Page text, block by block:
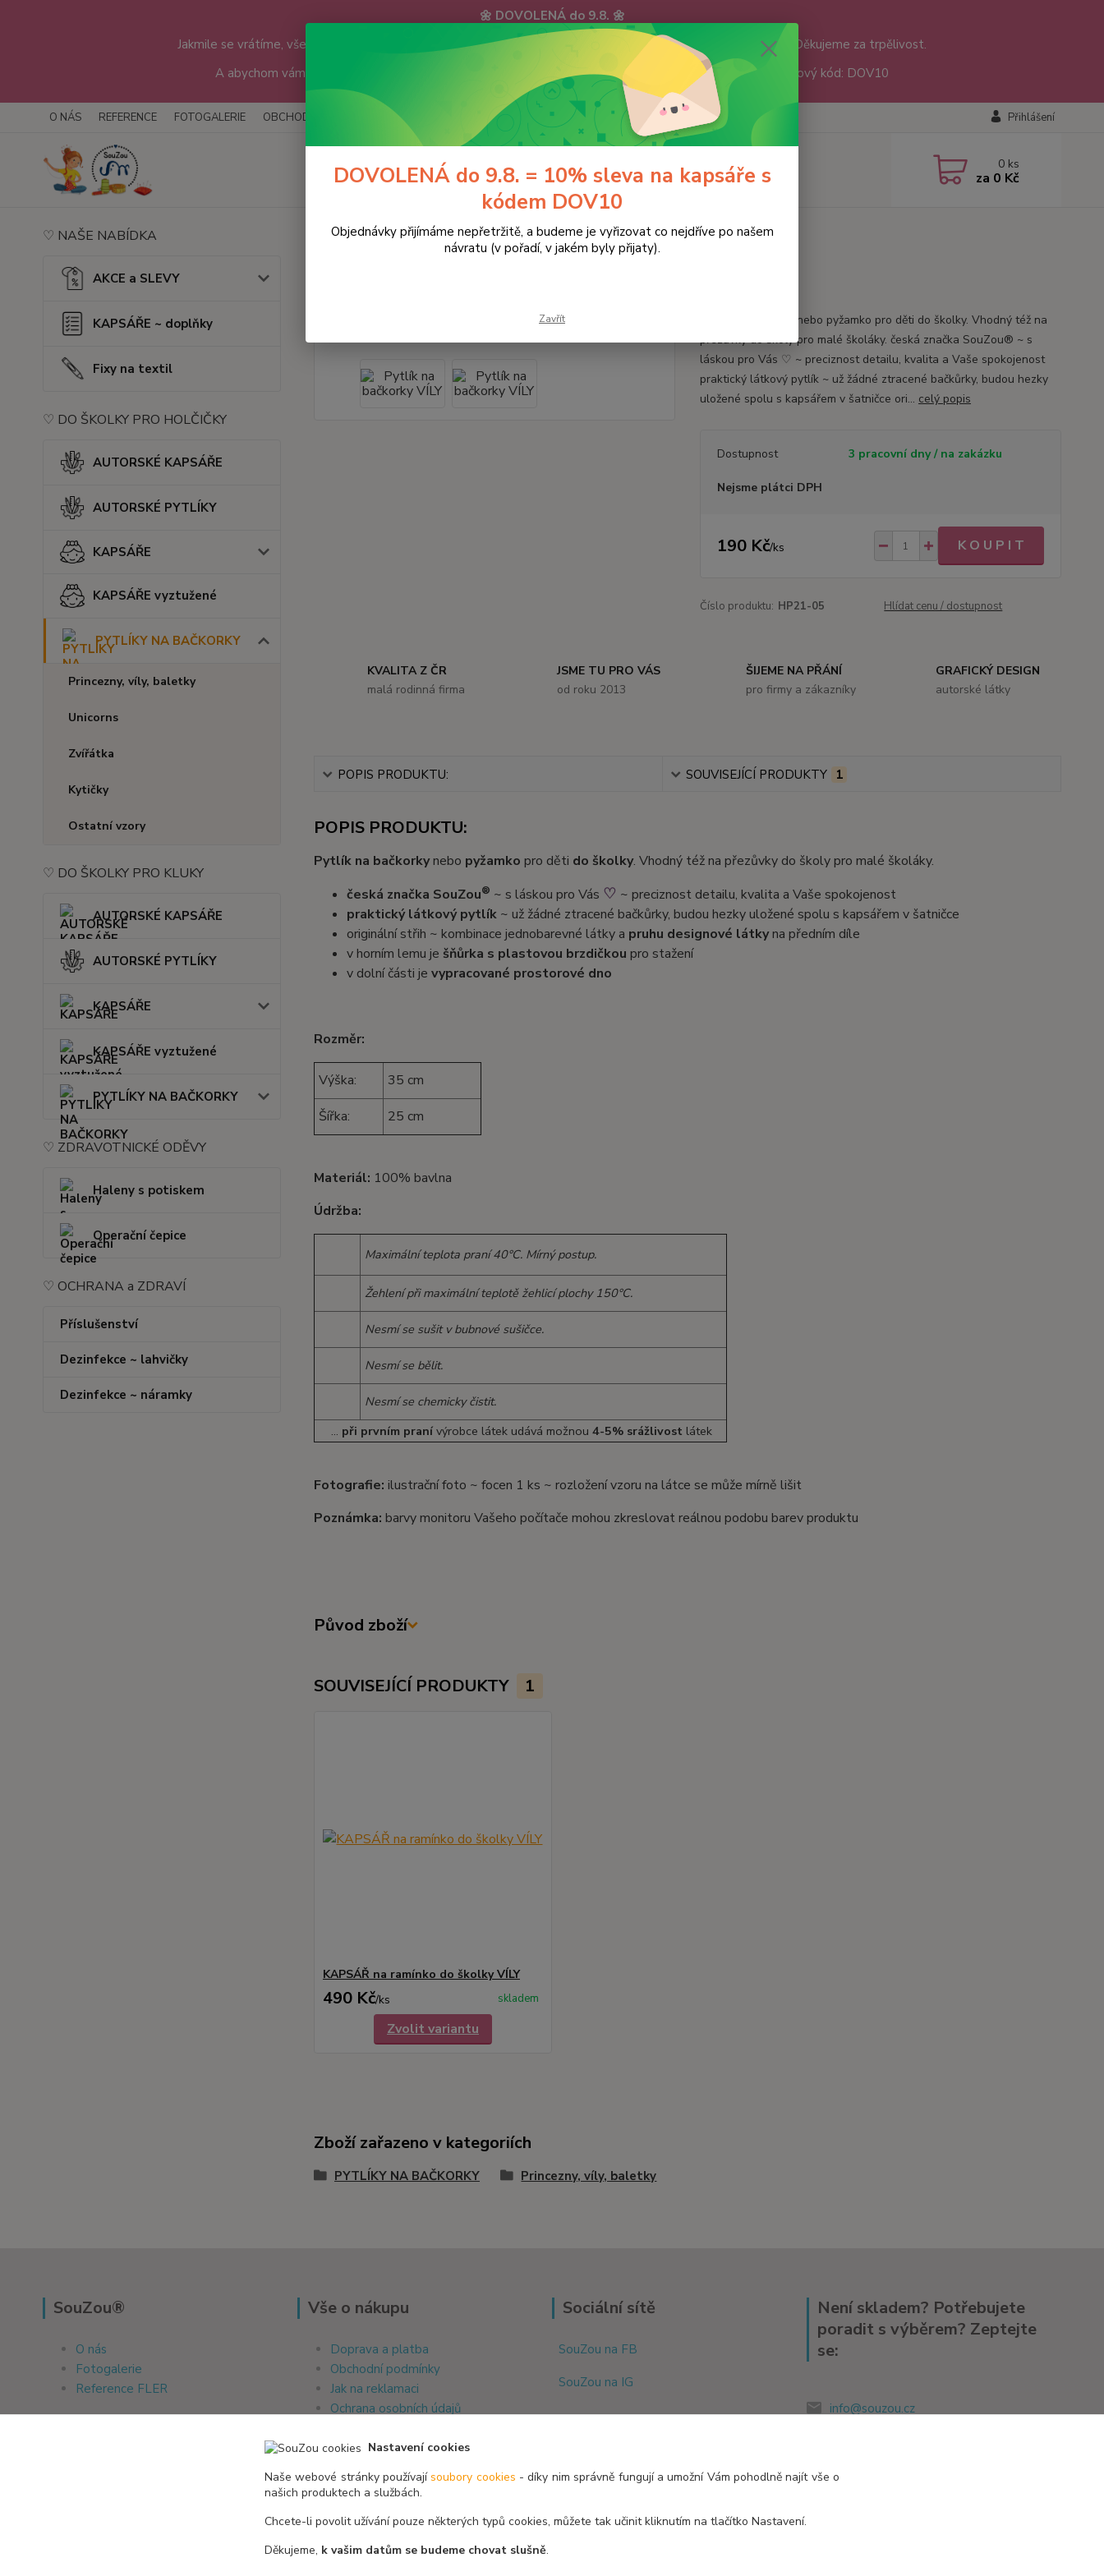
🌼 DOVOLENÁ do 9.8. 🌼
Jakmile se vrátíme, všechny objednávky, e-maily i telefonáty vyřídíme postupně - v pořadí, v jakém nám přišly. Děkujeme za trpělivost.
A abychom vám čekání trochu zpříjemnili: doprava ZDARMA nad 700 Kč a 10% sleva na kapsáře 😊 Slevový kód: DOV10
O NÁS REFERENCE FOTOGALERIE OBCHODNÍ PODMÍNKY DOPRAVA a PLATBA KONTAKTY Přihlášení
Hledat 0 ks
za 0 Kč
♡ NAŠE NABÍDKA
AKCE a SLEVY
KAPSÁŘE ~ doplňky
Fixy na textil
♡ DO ŠKOLKY PRO HOLČIČKY
AUTORSKÉ KAPSÁŘE
AUTORSKÉ PYTLÍKY
KAPSÁŘE
KAPSÁŘE vyztužené
PYTLÍKY NA BAČKORKY
Princezny, víly, baletky
Unicorns
Zvířátka
Kytičky
Ostatní vzory
♡ DO ŠKOLKY PRO KLUKY
AUTORSKÉ KAPSÁŘE
AUTORSKÉ PYTLÍKY
KAPSÁŘE
KAPSÁŘE vyztužené
PYTLÍKY NA BAČKORKY
♡ ZDRAVOTNICKÉ ODĚVY
Haleny s potiskem
Operační čepice
♡ OCHRANA a ZDRAVÍ
Příslušenství
Dezinfekce ~ lahvičky
Dezinfekce ~ náramky
Úvod PYTLÍKY NA BAČKORKY Pytlík na bačkorky VÍLY
Pytlík na bačkorky nebo pyžamko pro děti do školky. Vhodný též na
přezůvky do školy pro malé školáky. česká značka SouZou® ~ s
láskou pro Vás ♡ ~ preciznost detailu, kvalita a Vaše spokojenost
praktický látkový pytlík ~ už žádné ztracené bačkůrky, budou hezky
uložené spolu s kapsářem v šatničce ori... celý popis
Dostupnost 3 pracovní dny / na zakázku
Nejsme plátci DPH
190 Kč/ks K O U P I T
Číslo produktu: HP21-05 Hlídat cenu / dostupnost
KVALITA Z ČR
malá rodinná firma
JSME TU PRO VÁS
od roku 2013
ŠIJEME NA PŘÁNÍ
pro firmy a zákazníky
GRAFICKÝ DESIGN
autorské látky
POPIS PRODUKTU: SOUVISEJÍCÍ PRODUKTY 1
POPIS PRODUKTU:
Pytlík na bačkorkynebo pyžamko pro děti do školky. Vhodný též na přezůvky do školy pro malé školáky.
česká značka SouZou® ~ s láskou pro Vás ♡ ~ preciznost detailu, kvalita a Vaše spokojenost
praktický látkový pytlík~ už žádné ztracené bačkůrky, budou hezky uložené spolu s kapsářem v šatničce
originální střih ~ kombinace jednobarevné látky a pruhu designové látkyna předním díle
v horním lemu je šňůrka s plastovou brzdičkou pro stažení
v dolní části je vypracované prostorové dno
Rozměr:
Výška:
35 cm
Šířka:
25 cm
Materiál: 100% bavlna
Údržba:
Maximální teplota praní 40°C. Mírný postup.
Žehlení při maximální teplotě žehlicí plochy 150°C.
Nesmí se sušit v bubnové sušičce.
Nesmí se bělit.
Nesmí se chemicky čistit.
... při prvním praní výrobce látek udává možnou4-5% srážlivost látek
Fotografie: ilustrační foto ~ focen 1 ks ~ rozložení vzoru na látce se může mírně lišit
Poznámka: barvy monitoru Vašeho počítače mohou zkreslovat reálnou podobu barev produktu
Původ zboží
SOUVISEJÍCÍ PRODUKTY 1
KAPSÁŘ na ramínko do školky VÍLY
490 Kč/ks skladem
Zvolit variantu
Zboží zařazeno v kategoriích
PYTLÍKY NA BAČKORKY Princezny, víly, baletky
SouZou®
O nás
Fotogalerie
Reference FLER
Vše o nákupu
Doprava a platba
Obchodní podmínky
Jak na reklamaci
Ochrana osobních údajů
Sociální sítě
SouZou na FB
SouZou na IG
Není skladem? Potřebujete
poradit s výběrem? Zeptejte
se:
info@souzou.cz
DOVOLENÁ do 9.8. = 10% sleva na kapsáře s
kódem DOV10
Objednávky přijímáme nepřetržitě, a budeme je vyřizovat co nejdříve po našem
návratu (v pořadí, v jakém byly přijaty).
Zavřít
Nastavení cookies
Naše webové stránky používajísoubory cookies - díky nim správně fungují a umožní Vám pohodlně najít vše o
našich produktech a službách.
Chcete-li povolit užívání pouze některých typů cookies, můžete tak učinit kliknutím na tlačítko Nastavení.
Děkujeme, k vašim datům se budeme chovat slušně.